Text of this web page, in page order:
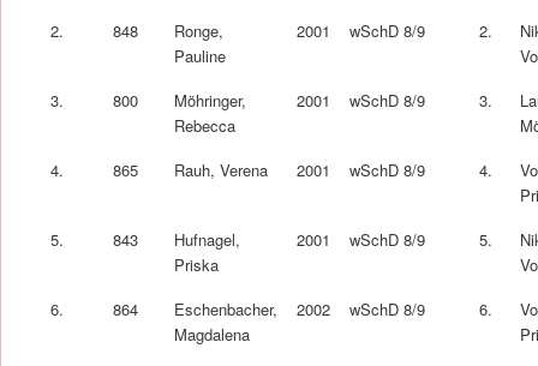
2.
848
Ronge,
Pauline
2001 wSchD 8/9 2.
3.
800
Möhringer,
Rebecca
2001 wSchD 8/9 3.
4.
865 Rauh, Verena 2001 wSchD 8/9 4.
5.
843
Hufnagel,
Priska
2001 wSchD 8/9 5.
6.
864
Eschenbacher,
Magdalena
2002 wSchD 8/9 6.